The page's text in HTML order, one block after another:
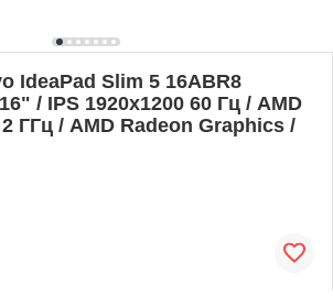
IdeaPad Slim 5 16ABR8
/ IPS 1920x1200 60 Гц / AMD
ГГц / AMD Radeon Graphics /